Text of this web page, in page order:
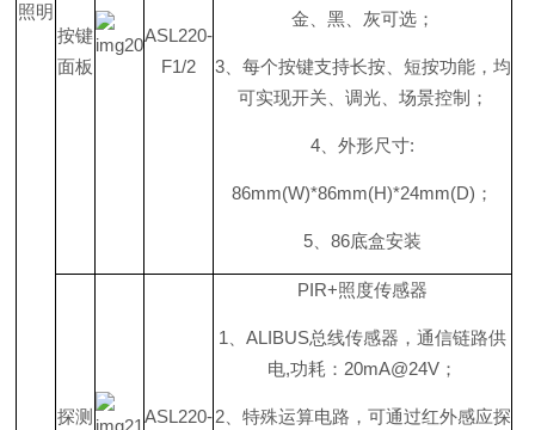
照明
按键
面板
ASL220-
F1/2
金、黑、灰可选；
3、每个按键支持长按、短按功能，均
可实现开关、调光、场景控制；
4 、外形尺寸:
86mm(W)*86mm(H)*24mm(D) ；
5 、86底盒安装
探测
ASL220-
PIR+照度传感器
1 、ALIBUS总线传感器，通信链路供
电,功耗 ： 20mA@24V ；
2、特殊运算电路，可通过红外感应探